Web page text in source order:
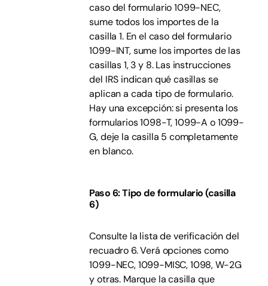
caso del formulario 1099-NEC,
sume todos los importes de la
casilla 1. En el caso del formulario
1099-INT, sume los importes de las
casillas 1, 3 y 8. Las instrucciones
del IRS indican qué casillas se
aplican a cada tipo de formulario.
Hay una excepción: si presenta los
formularios 1098-T, 1099-A o 1099-
G, deje la casilla 5 completamente
en blanco.
Paso 6: Tipo de formulario (casilla
6)
Consulte la lista de verificación del
recuadro 6. Verá opciones como
1099-NEC, 1099-MISC, 1098, W-2G
y otras. Marque la casilla que